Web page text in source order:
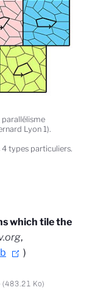
Lyon 1).
4 types particuliers.
which tile the
,
)
(483.21 Ko)